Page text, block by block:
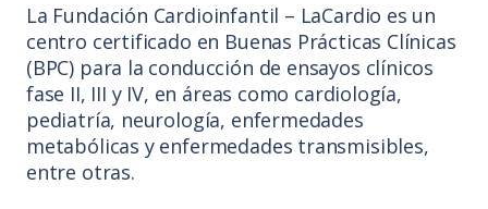
La Fundación Cardioinfantil – LaCardio es un
centro certificado en Buenas Prácticas Clínicas
(BPC) para la conducción de ensayos clínicos
fase II, III y IV, en áreas como cardiología,
pediatría, neurología, enfermedades
metabólicas y enfermedades transmisibles,
entre otras.